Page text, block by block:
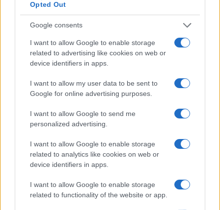
Opted Out
Google consents
I want to allow Google to enable storage
related to advertising like cookies on web or
device identifiers in apps.
I want to allow my user data to be sent to
Google for online advertising purposes.
I want to allow Google to send me
personalized advertising.
I want to allow Google to enable storage
related to analytics like cookies on web or
device identifiers in apps.
I want to allow Google to enable storage
related to functionality of the website or app.
Continua a leggere
ESG NEWS